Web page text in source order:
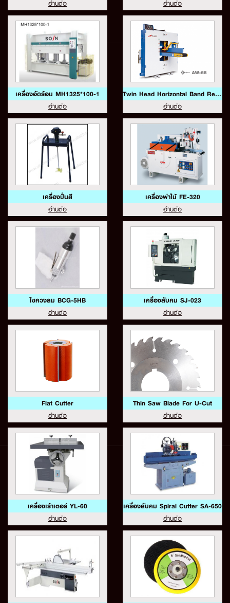
อ่านต่อ อ่านต่อ
เครื่องอัดร้อน MH1325*100-1
อ่านต่อ
Twin Head Horizontal Band Resaw Model AW-68
อ่านต่อ
เครื่องปั่นสี
อ่านต่อ
เครื่องผ่าไม้ FE-320
อ่านต่อ
ไขควงลม BCG-5HB
อ่านต่อ
เครื่องลับคม SJ-023
อ่านต่อ
Flat Cutter
อ่านต่อ
Thin Saw Blade For U-Cut
อ่านต่อ
เครื่องเร้าเตอร์ YL-60
อ่านต่อ
เครื่องลับคม Spiral Cutter SA-650
อ่านต่อ